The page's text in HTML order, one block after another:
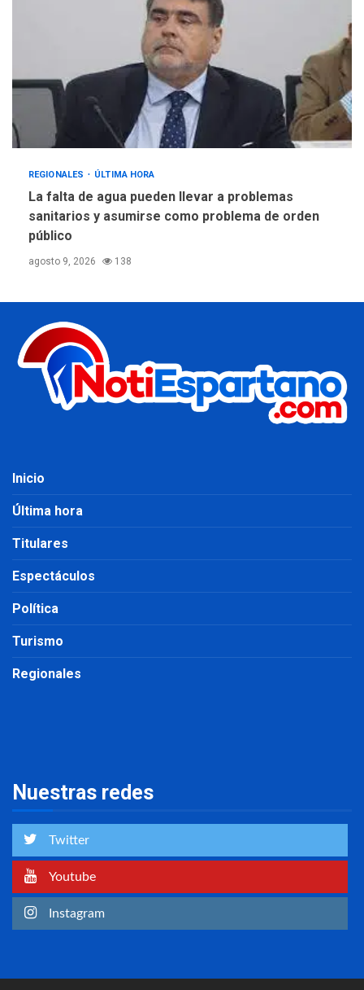
REGIONALES ÚLTIMA HORA
La falta de agua pueden llevar a problemas
sanitarios y asumirse como problema de orden
público
agosto 9, 2026 138
Inicio
Última hora
Titulares
Espectáculos
Política
Turismo
Regionales
Nuestras redes
Twitter
Youtube
Instagram